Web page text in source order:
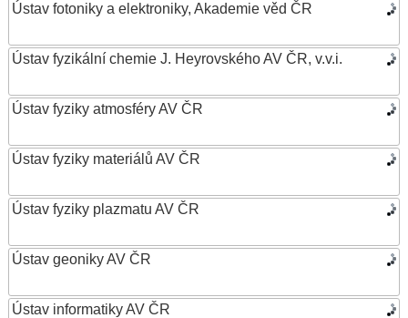
Ústav fotoniky a elektroniky, Akademie věd ČR
Ústav fyzikální chemie J. Heyrovského AV ČR, v.v.i.
Ústav fyziky atmosféry AV ČR
Ústav fyziky materiálů AV ČR
Ústav fyziky plazmatu AV ČR
Ústav geoniky AV ČR
Ústav informatiky AV ČR